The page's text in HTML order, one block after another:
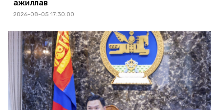
ажиллав
2026-08-05 17:30:00